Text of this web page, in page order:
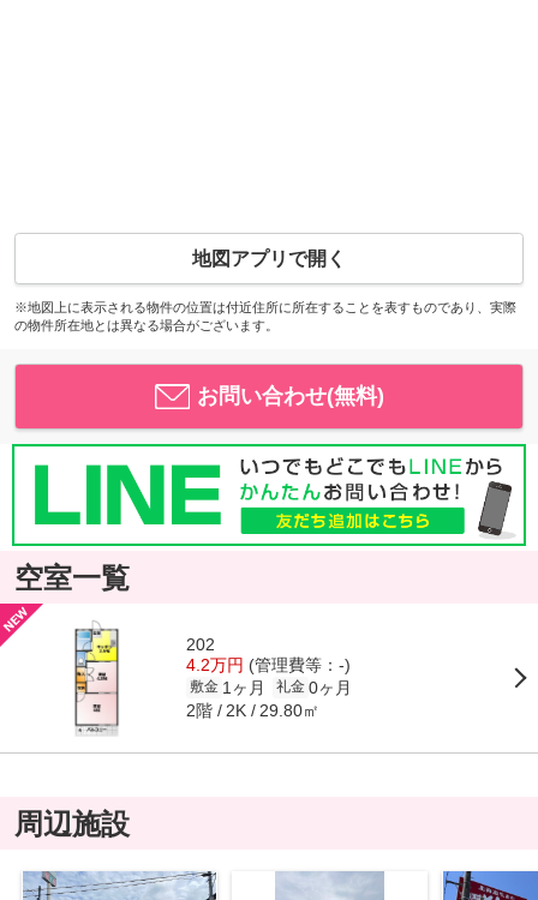
地図アプリで開く
※地図上に表示される物件の位置は付近住所に所在することを表すものであり、実際
の物件所在地とは異なる場合がございます。
お問い合わせ(無料)
空室一覧
202
4.2万円 (管理費等：-)
敷金 1ヶ月 礼金 0ヶ月
2階 2K 29.80㎡
周辺施設